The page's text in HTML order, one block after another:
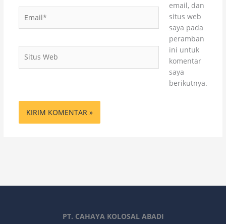
Web
email, dan
situs web
saya pada
peramban
ini untuk
komentar
saya
berikutnya.
PT. CAHAYA KOLOSAL ABADI